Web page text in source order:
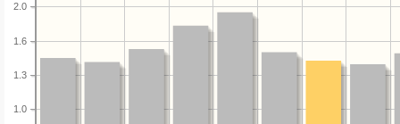
1.0
1.3
1.6
2.0